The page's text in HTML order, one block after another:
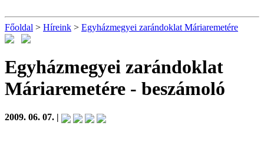
Főoldal > Híreink > Egyházmegyei zarándoklat Máriaremetére
Egyházmegyei zarándoklat
Máriaremetére - beszámoló
2009. 06. 07. |